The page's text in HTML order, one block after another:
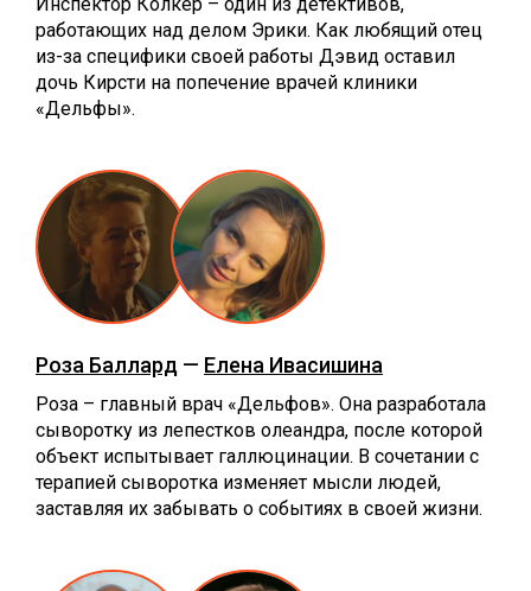
работающих над делом Эрики. Как любящий отец
из-за специфики своей работы Дэвид оставил
дочь Кирсти на попечение врачей клиники
«Дельфы».
Роза Баллард — Елена Ивасишина
Роза – главный врач «Дельфов». Она разработала
сыворотку из лепестков олеандра, после которой
объект испытывает галлюцинации. В сочетании с
терапией сыворотка изменяет мысли людей,
заставляя их забывать о событиях в своей жизни.